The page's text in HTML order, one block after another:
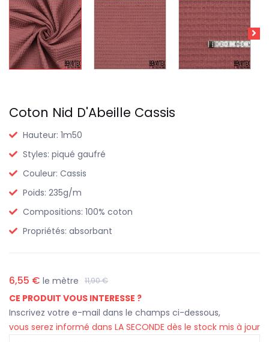
Coton Nid D'Abeille Cassis
Hauteur: 1m50
Styles: piqué gaufré
Couleur: Cassis
Poids: 235g/m
Compositions: 100% coton
Propriétés: absorbant
6,55 € le mètre 11,90 €
CE PRODUIT VOUS INTERESSE ?
Inscrivez votre e-mail dans le champs ci-dessous,
vous serez informé dans LA SECONDE dès le stock mis à jour